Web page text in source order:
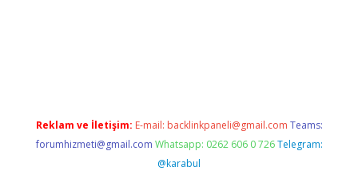
Reklam ve İletişim: E-mail: backlinkpaneli@gmail.com Teams:
forumhizmeti@gmail.com Whatsapp: 0262 606 0 726 Telegram:
@karabul